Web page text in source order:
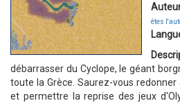
êtes
débarrasser du Cyclope, le géant
toute la Grèce. Saurez-vous
et permettre la reprise des jeux